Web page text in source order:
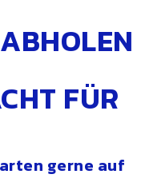
FÜR
gerne auf